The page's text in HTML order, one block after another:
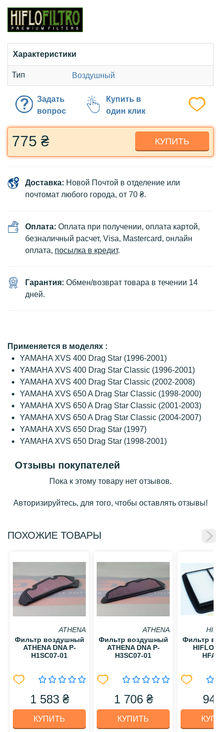
Характеристики
Тип Воздушный
Задать
вопрос
Купить в
один клик
775 ₴ КУПИТЬ
Доставка: Новой Почтой в отделение или
почтомат любого города, от 70 ₴.
Оплата: Оплата при получении, оплата картой,
безналичный расчет, Visa, Mastercard, онлайн
оплата, посылка в кредит.
Гарантия: Обмен/возврат товара в течении 14
дней.
Применяется в моделях :
YAMAHA XVS 400 Drag Star (1996-2001)
YAMAHA XVS 400 Drag Star Classic (1996-2001)
YAMAHA XVS 400 Drag Star Classic (2002-2008)
YAMAHA XVS 650 A Drag Star Classic (1998-2000)
YAMAHA XVS 650 A Drag Star Classic (2001-2003)
YAMAHA XVS 650 A Drag Star Classic (2004-2007)
YAMAHA XVS 650 Drag Star (1997)
YAMAHA XVS 650 Drag Star (1998-2001)
Отзывы покупателей
Пока к этому товару нет отзывов.
Авторизируйтесь, для того, чтобы оставлять отзывы!
ПОХОЖИЕ ТОВАРЫ
ATHENA
Фильтр воздушный
ATHENA DNA P-
H1SC07-01
1 583 ₴
КУПИТЬ
ATHENA
Фильтр воздушный
ATHENA DNA P-
H3SC07-01
1 706 ₴
КУПИТЬ
Фильтр
HIFLO